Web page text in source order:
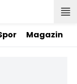
Magazin